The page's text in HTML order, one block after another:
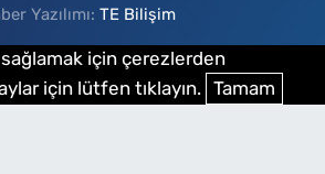
Yazılımı: TE Bilişim
için çerezlerden
için lütfen tıklayın. Tamam